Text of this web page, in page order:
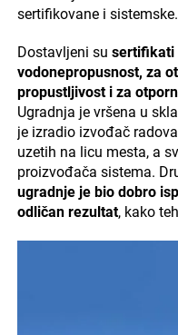
sertifikovane i sistemske.
Dostavljeni su sertifikati
vodonepropusnost, za
propustljivost i za
Ugradnja je vršena u
je izradio izvođač
uzetih na licu mesta, a
proizvođača sistema.
ugradnje je bio dobro
odličan rezultat, kako